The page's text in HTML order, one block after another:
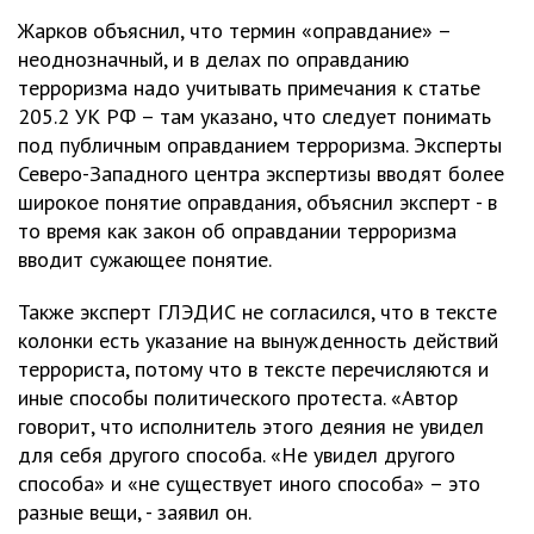
Жарков объяснил, что термин «оправдание» –
неоднозначный, и в делах по оправданию
терроризма надо учитывать примечания к статье
205.2 УК РФ – там указано, что следует понимать
под публичным оправданием терроризма. Эксперты
Северо-Западного центра экспертизы вводят более
широкое понятие оправдания, объяснил эксперт - в
то время как закон об оправдании терроризма
вводит сужающее понятие.
Также эксперт ГЛЭДИС не согласился, что в тексте
колонки есть указание на вынужденность действий
террориста, потому что в тексте перечисляются и
иные способы политического протеста. «Автор
говорит, что исполнитель этого деяния не увидел
для себя другого способа. «Не увидел другого
способа» и «не существует иного способа» – это
разные вещи, - заявил он.